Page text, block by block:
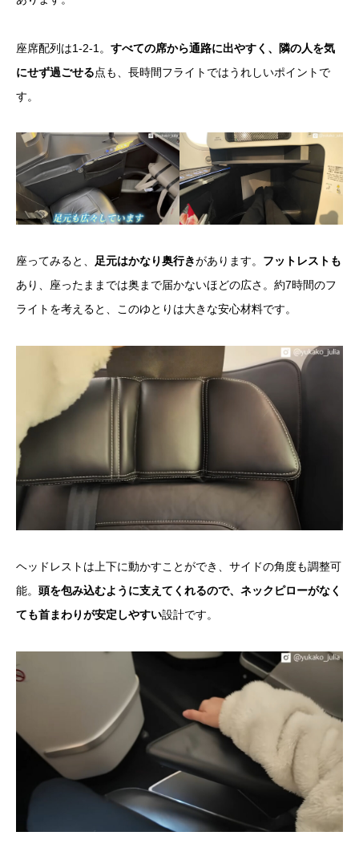
座席配列は1-2-1。 すべての席から通路に出やすく、隣の人を気
にせず過ごせる点も、長時間フライトではうれしいポイントで
す。
座ってみると、 足元はかなり奥行きがあります。 フットレストも
あり、座ったままでは奥まで届かないほどの広さ。約7時間のフ
ライトを考えると、このゆとりは大きな安心材料です。
ヘッドレストは上下に動かすことができ、サイドの角度も調整可
能。 頭を包み込むように支えてくれるので、ネックピローがなく
ても首まわりが安定しやすい設計です。